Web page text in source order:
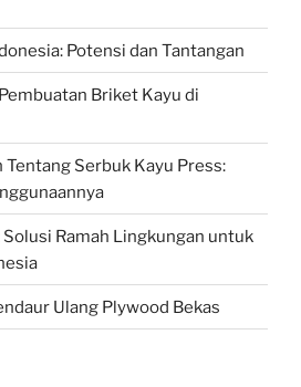
Potensi dan Tantangan
Briket Kayu di
Tentang Serbuk Kayu Press:
Ramah Lingkungan untuk
Ulang Plywood Bekas